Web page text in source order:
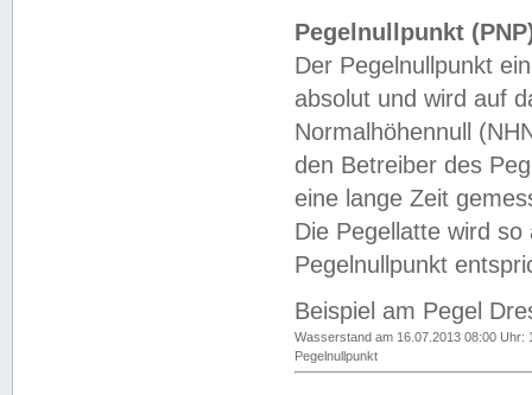
Pegelnullpunkt
Der Pegelnullpunkt
absolut und wird auf
Normalhöhennull
den Betreiber des
eine lange Zeit
Die Pegellatte wird
Pegelnullpunkt
Beispiel am Pegel
Wasserstand am 16.07.2013 08:00 Uhr:
Pegelnullpunkt